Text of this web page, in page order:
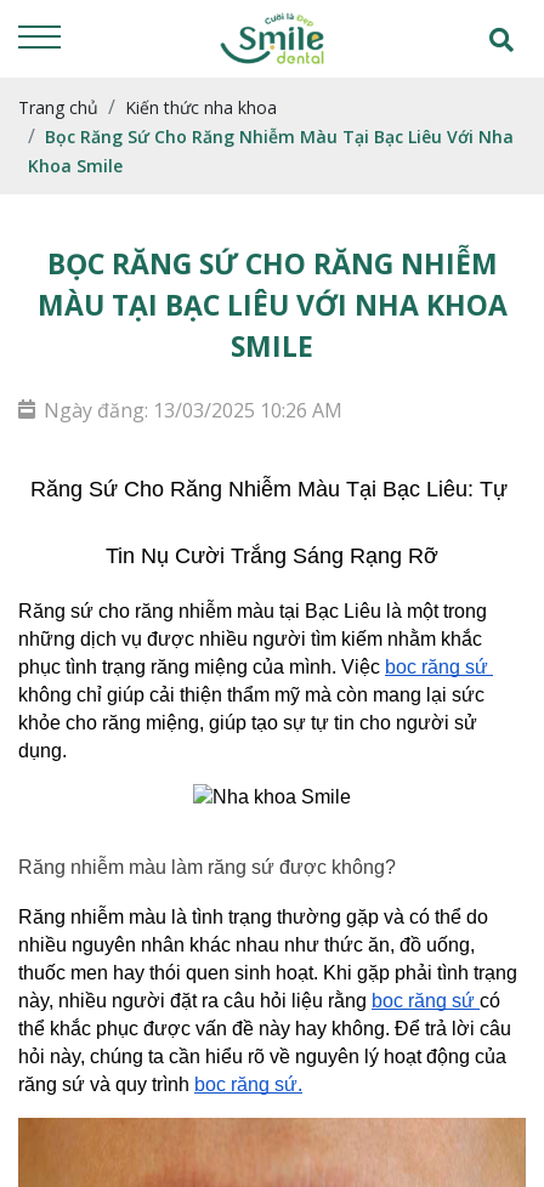
Trang chủ
Kiến thức nha khoa
Bọc Răng Sứ Cho Răng Nhiễm Màu Tại Bạc Liêu Với Nha
Khoa Smile
BỌC RĂNG SỨ CHO RĂNG NHIỄM
MÀU TẠI BẠC LIÊU VỚI NHA KHOA
SMILE
Ngày đăng: 13/03/2025 10:26 AM
Răng Sứ Cho Răng Nhiễm Màu Tại Bạc Liêu: Tự
Tin Nụ Cười Trắng Sáng Rạng Rỡ
Răng sứ cho răng nhiễm màu tại Bạc Liêu là một trong
những dịch vụ được nhiều người tìm kiếm nhằm khắc
phục tình trạng răng miệng của mình. Việc
không chỉ giúp cải thiện thẩm mỹ mà còn mang lại sức
khỏe cho răng miệng, giúp tạo sự tự tin cho người sử
dụng.
Răng nhiễm màu làm răng sứ được không?
Răng nhiễm màu là tình trạng thường gặp và có thể do
nhiều nguyên nhân khác nhau như thức ăn, đồ uống,
thuốc men hay thói quen sinh hoạt. Khi gặp phải tình trạng
này, nhiều người đặt ra câu hỏi liệu rằng bọc răng sứ có
thể khắc phục được vấn đề này hay không. Để trả lời câu
hỏi này, chúng ta cần hiểu rõ về nguyên lý hoạt động của
răng sứ và quy trình bọc răng sứ.